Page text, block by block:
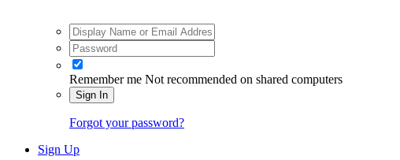
Remember me Not recommended on shared computers
Sign In
Forgot your password?
Sign Up